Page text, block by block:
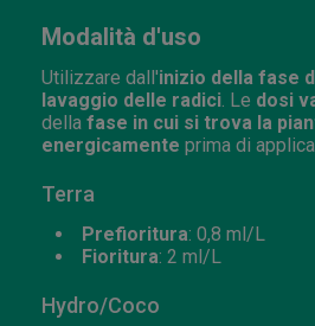
Modalità d'uso
Utilizzare dall'inizio della fase
lavaggio delle radici . Le dosi
della fase in cui si trova la
energicamente prima di
Terra
Prefioritura: 0,8 ml/L
Fioritura: 2 ml/L
Hydro/Coco